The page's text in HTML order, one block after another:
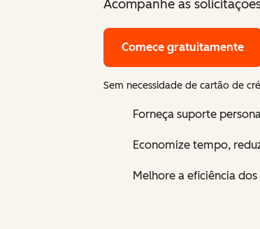
Acompanhe as
Comece gratuitamente
Sem necessidade de cartão de
Forneça suporte
Economize tempo,
Melhore a eficiência